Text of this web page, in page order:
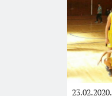
23.02.2020.